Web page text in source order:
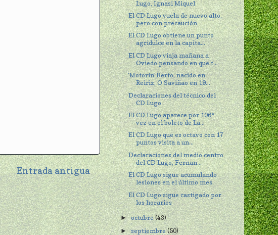
Entrada antigua
Lugo, Ignasi Miquel
El CD Lugo vuela de nuevo alto,
pero con precaución
El CD Lugo obtiene un punto
agridulce en la capita...
El CD Lugo viaja mañana a
Oviedo pensando en que t...
'Motorín' Berto, nacido en
Reiriz, O Saviñao en 19...
Declaraciones del técnico del
CD Lugo
El CD Lugo aparece por 106ª
vez en el boleto de La...
El CD Lugo que es octavo con 17
puntos visita a un...
Declaraciones del medio centro
del CD Lugo, Fernan...
El CD Lugo sigue acumulando
lesiones en el último mes
El CD Lugo sigue castigado por
los horarios
►octubre(43)
►septiembre(50)